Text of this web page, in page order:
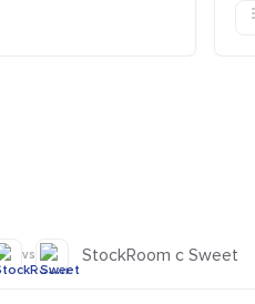
vs StockRoom с Sweet